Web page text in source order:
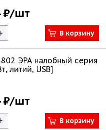
₽/шт
В корзину
серия
литий, USB]
₽/шт
В корзину